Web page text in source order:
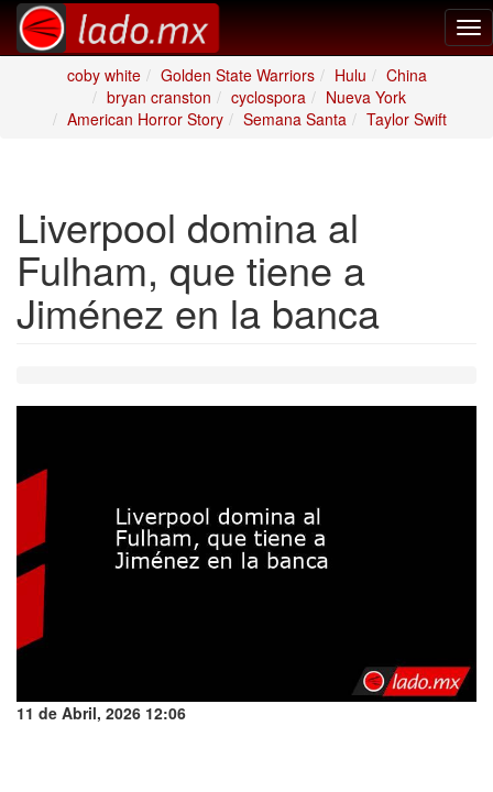
coby white
Golden State Warriors Hulu
China
bryan cranston
cyclospora
Nueva York
American Horror Story
Semana Santa Taylor Swift
Liverpool domina al
Fulham, que tiene a
Jiménez en la banca
11 de Abril, 2026 12:06